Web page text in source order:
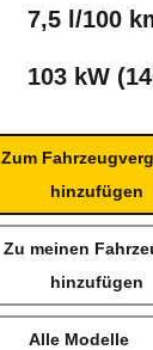
7,5 l/100
103 kW
Zum
hinzufügen
Zu meinen
hinzufügen
Alle Modelle